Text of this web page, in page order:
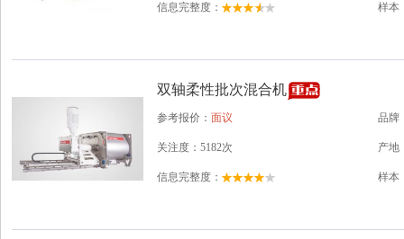
信息完整度： 样本
双轴柔性批次混合机
参考报价： 面议 品牌
关注度：5182次 产地
信息完整度： 样本